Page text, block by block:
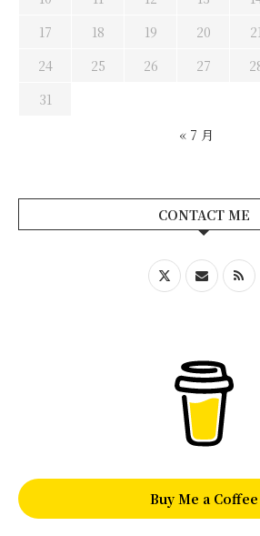
17
18 19 20
24
25 26 27
31
« 7 月
CONTACT ME
Buy Me a Coffee